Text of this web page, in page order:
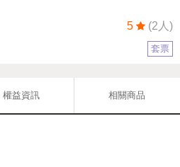
5 (2人)
套票
權益資訊 相關商品